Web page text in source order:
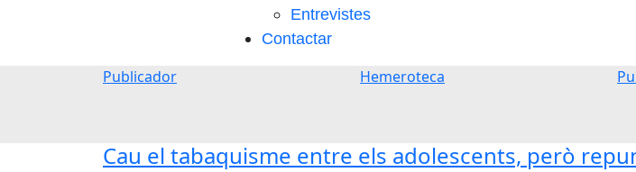
Entrevistes
Contactar
Publicador Hemeroteca
Cau el tabaquisme entre els adolescents, però